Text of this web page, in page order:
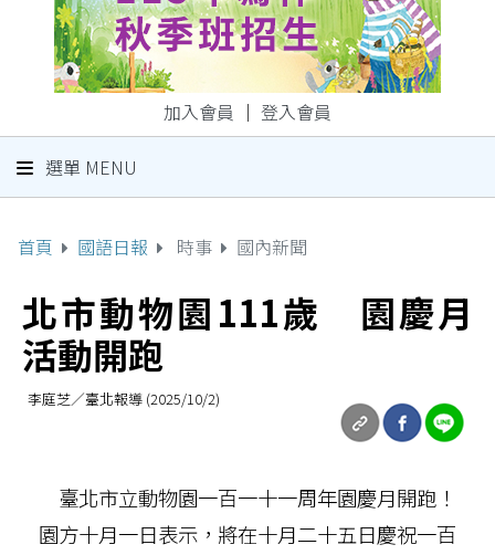
加入會員 ｜ 登入會員
選單 MENU
首頁 國語日報 時事 國內新聞
北市動物園111歲 園慶月
活動開跑
李庭芝／臺北報導 (2025/10/2)
臺北市立動物園一百一十一周年園慶月開跑！
園方十月一日表示，將在十月二十五日慶祝一百